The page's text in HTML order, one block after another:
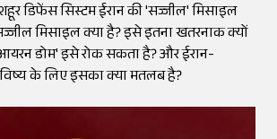
डिफेंस सिस्टम ईरान की 'सज्जील' मिसाइल
मिसाइल क्या है? इसे इतना खतरनाक क्यों
डोम' इसे रोक सकता है? और ईरान-
के लिए इसका क्या मतलब है?